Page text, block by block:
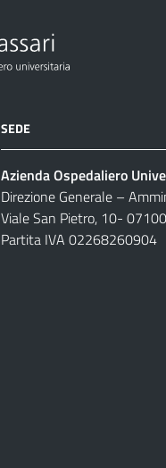
SEDE
Azienda Ospedaliero
Direzione Generale –
Viale San Pietro, 10-
Partita IVA 02268260904